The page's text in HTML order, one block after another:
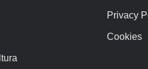
Privacy
Cookies